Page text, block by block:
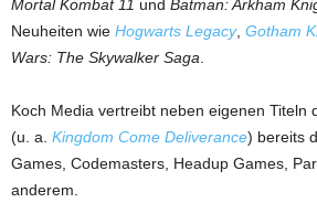
Mortal Kombat 11 und Batman: Arkham
Neuheiten wie Hogwarts Legacy, Gotham
Wars: The Skywalker Saga
Koch Media vertreibt neben eigenen Titeln
(u. a. Kingdom Come Deliverance) bereits
Games, Codemasters, Headup Games,
anderem.